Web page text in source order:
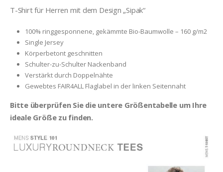
T-Shirt für Herren mit dem Design „Sipak“
100% ringgesponnene, gekämmte Bio-Baumwolle – 160 g/m2
Single Jersey
Körperbetont geschnitten
Schulter-zu-Schulter Nackenband
Verstärkt durch Doppelnähte
Gewebtes FAIR4ALL Flaglabel in der linken Seitennaht
Bitte überprüfen Sie die untere Größentabelle um Ihre
ideale Größe zu finden.